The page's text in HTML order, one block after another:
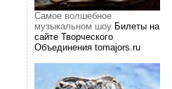
Самое волшебное
музыкальном шоуБилеты на
сайте Творческого
Объединения tomajors.ru